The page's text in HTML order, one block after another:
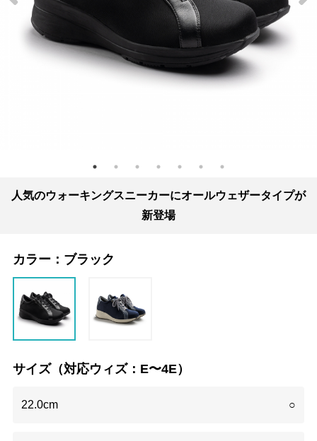
人気のウォーキングスニーカーにオールウェザータイプが
新登場
カラー： ブラック
サイズ（対応ウィズ：E〜4E）
22.0cm ○